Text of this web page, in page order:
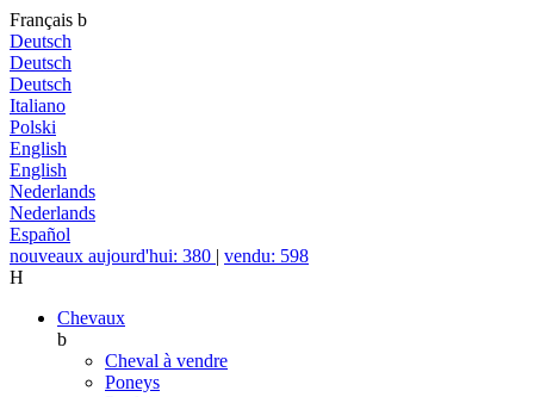
Français b
Deutsch
Deutsch
Deutsch
Italiano
Polski
English
English
Nederlands
Nederlands
Español
nouveaux aujourd'hui: 380 | vendu: 598
H
Chevaux
b
Cheval à vendre
Poneys